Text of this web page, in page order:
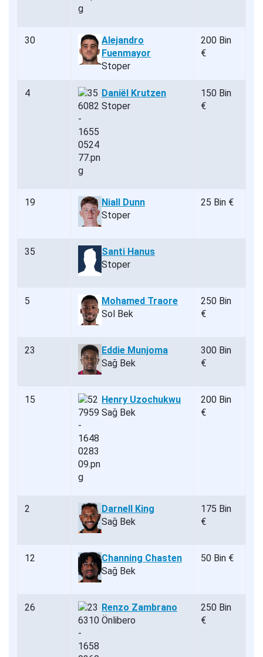
30
Alejandro
Fuenmayor
Stoper
200 Bin
€
4
Daniël Krutzen
Stoper
150 Bin
€
19
Niall Dunn
Stoper
25 Bin €
35
Santi Hanus
Stoper
5
Mohamed Traore
Sol Bek
250 Bin
€
23
Eddie Munjoma
Sağ Bek
300 Bin
€
15
Henry Uzochukwu
Sağ Bek
200 Bin
€
2
Darnell King
Sağ Bek
175 Bin
€
12
Channing Chasten
Sağ Bek
50 Bin €
26
Renzo Zambrano
Önlibero
250 Bin
€